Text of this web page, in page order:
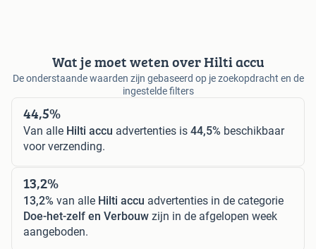
Wat je moet weten over Hilti accu
De onderstaande waarden zijn gebaseerd op je zoekopdracht en de
ingestelde filters
44,5%
Van alle Hilti accu advertenties is 44,5% beschikbaar
voor verzending.
13,2%
13,2% van alle Hilti accu advertenties in de categorie
Doe-het-zelf en Verbouw zijn in de afgelopen week
aangeboden.